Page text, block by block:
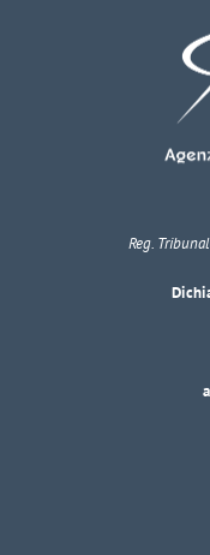
Reg.